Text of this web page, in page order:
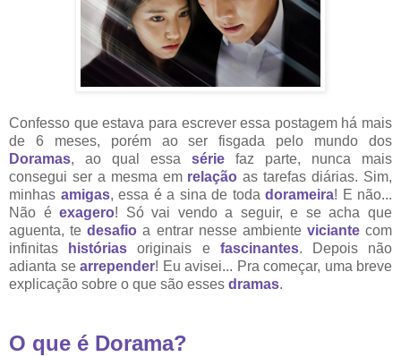
Confesso que estava para escrever essa postagem há mais
de 6 meses, porém ao ser fisgada pelo mundo dos
Doramas, ao qual essa série faz parte, nunca mais
consegui ser a mesma em relação as tarefas diárias. Sim,
minhas amigas, essa é a sina de toda dorameira! E não...
Não éexagero! Só vai vendo a seguir, e se acha que
aguenta, tedesafio a entrar nesse ambiente viciantecom
infinitas
histórias originais e fascinantes. Depois não
adianta se arrepender! Eu avisei... Pra começar, uma breve
explicação sobre o que são esses dramas.
O que é Dorama?